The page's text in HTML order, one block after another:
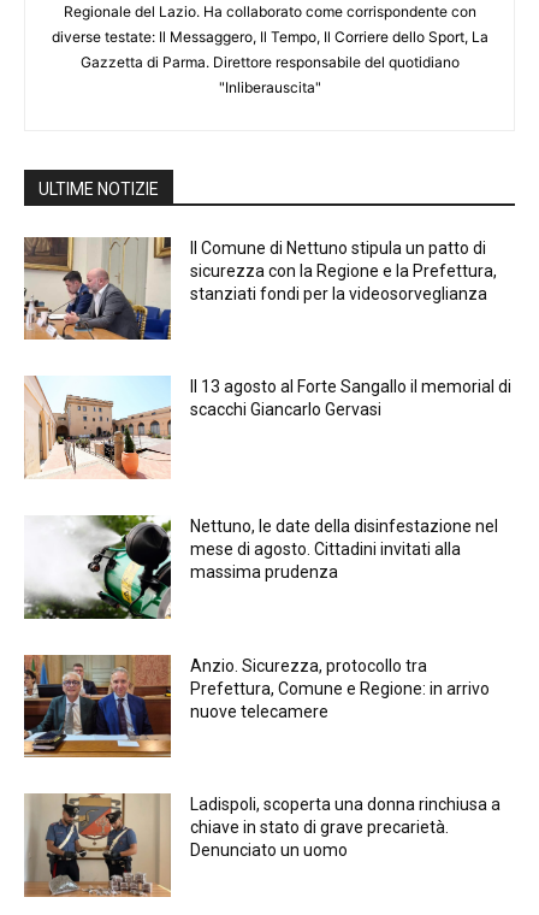
Regionale del Lazio. Ha collaborato come corrispondente con
diverse testate: Il Messaggero, Il Tempo, Il Corriere dello Sport, La
Gazzetta di Parma. Direttore responsabile del quotidiano
"Inliberauscita"
ULTIME NOTIZIE
Il Comune di Nettuno stipula un patto di
sicurezza con la Regione e la Prefettura,
stanziati fondi per la videosorveglianza
Il 13 agosto al Forte Sangallo il memorial di
scacchi Giancarlo Gervasi
Nettuno, le date della disinfestazione nel
mese di agosto. Cittadini invitati alla
massima prudenza
Anzio. Sicurezza, protocollo tra
Prefettura, Comune e Regione: in arrivo
nuove telecamere
Ladispoli, scoperta una donna rinchiusa a
chiave in stato di grave precarietà.
Denunciato un uomo